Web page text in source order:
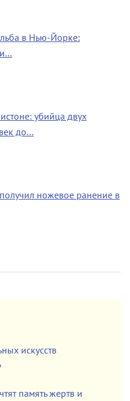
в Нью-Йорке:
убийца двух
до…
ножевое ранение в
искусств
память жертв и